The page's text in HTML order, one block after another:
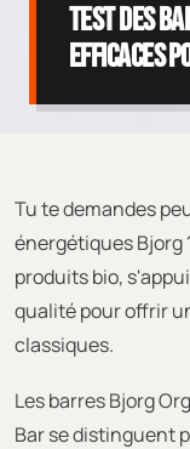
Test des
efficaces
Tu te demandes
énergétiques Bjorg
produits bio,
qualité pour offrir
classiques.
Les barres Bjorg
Bar se distinguent